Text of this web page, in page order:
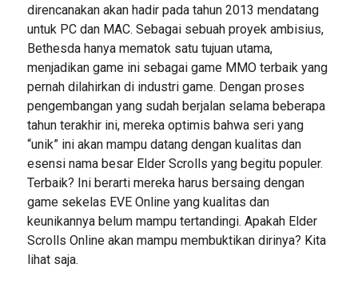
direncanakan akan hadir pada tahun 2013 mendatang
untuk PC dan MAC. Sebagai sebuah proyek ambisius,
Bethesda hanya mematok satu tujuan utama,
menjadikan game ini sebagai game MMO terbaik yang
pernah dilahirkan di industri game. Dengan proses
pengembangan yang sudah berjalan selama beberapa
tahun terakhir ini, mereka optimis bahwa seri yang
“unik” ini akan mampu datang dengan kualitas dan
esensi nama besar Elder Scrolls yang begitu populer.
Terbaik? Ini berarti mereka harus bersaing dengan
game sekelas EVE Online yang kualitas dan
keunikannya belum mampu tertandingi. Apakah Elder
Scrolls Online akan mampu membuktikan dirinya? Kita
lihat saja.